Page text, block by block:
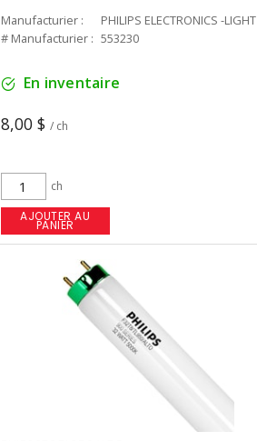
Manufacturier :
PHILIPS ELECTRONICS -LIGHT
# Manufacturier : 553230
En inventaire
8,00 $ / ch
ch
AJOUTER AU
PANIER